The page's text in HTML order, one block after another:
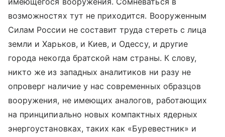
возможностях тут не приходится. Вооруженным
Силам России не составит труда стереть с лица
земли и Харьков, и Киев, и Одессу, и другие
города некогда братской нам страны. К слову,
никто же из западных аналитиков ни разу не
опроверг наличие у нас современных образцов
вооружения, не имеющих аналогов, работающих
на принципиально новых компактных ядерных
энергоустановках, таких как «Буревестник» и